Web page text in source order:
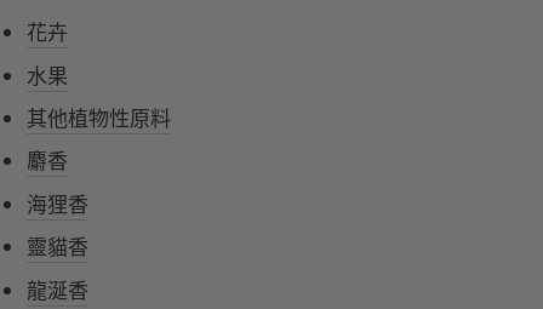
花卉
水果
其他植物性原料
麝香
海狸香
靈貓香
龍涎香